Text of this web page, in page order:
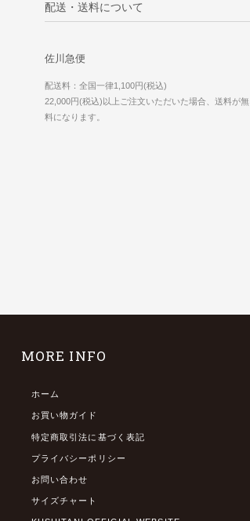
配送・送料について
佐川急便
配送料：全国一律1,100円(税込)
22,000円(税込)以上ご注文いただいた場合、送料が無
料になります。
MORE INFO
ホーム
お買い物ガイド
特定商取引法に基づく表記
プライバシーポリシー
お問い合わせ
サイズチャート